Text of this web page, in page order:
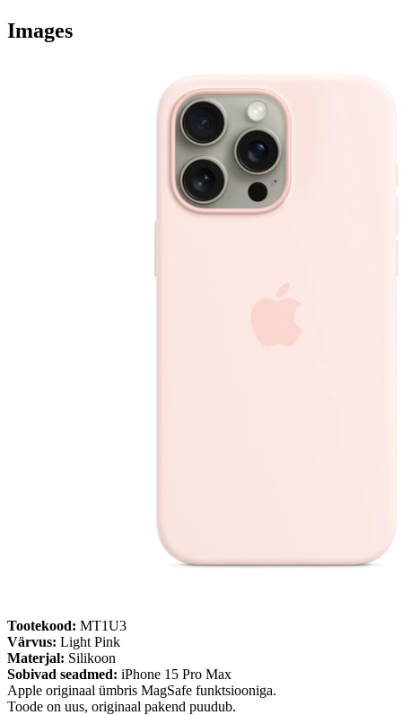
Images
Tootekood: MT1U3
Värvus: Light Pink
Materjal: Silikoon
Sobivad seadmed: iPhone 15 Pro Max
Apple originaal ümbris MagSafe funktsiooniga.
Toode on uus, originaal pakend puudub.